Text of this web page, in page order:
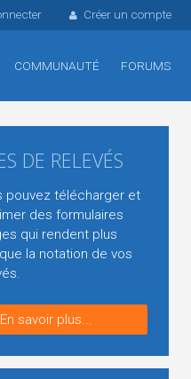
Créer un compte
COMMUNAUTÉ FORUMS
DE RELEVÉS
pouvez télécharger et
des formulaires
qui rendent plus
la notation de vos
En savoir plus...